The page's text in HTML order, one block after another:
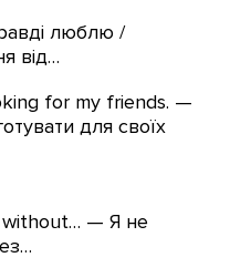
люблю /
від…
for my friends. —
для своїх
without… — Я не